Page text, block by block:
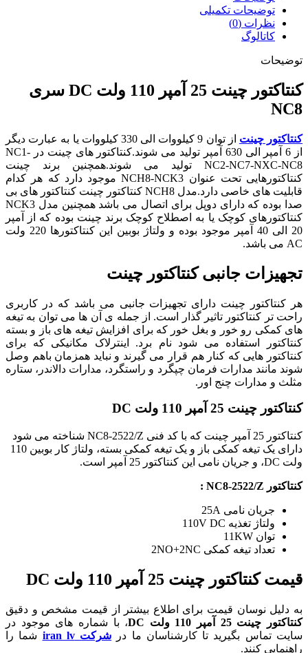
NC8
عدد
توضیحات تکمیلی
نظرات (0)
کاتالوگ
توضیحات
کنتاکتور چینت 25 آمپر 110 ولت DC سری
NC8
کنتاکتور چینت
از توان 9 کیلووات الی 330 کیلووات یا به عبارت دیگر
از 6 آمپر الی 630 آمپر تولید می شوند.کنتاکتور های چینت در NC1-
NC2-NC7-NXC-NC8 تولید می شوند.همچنین برند چینت
کنتاکتورهایی تحت عنوان NCH8-NCK3
موجود دارد که هر کدام
قابلیت های خاصی دارد.
مدل NCH8 کنتاکتور چینت کنتاکتور های بی
صدا بوده که دارای دوپل برای اتصال می باشد همچنین مدل NCK3
کنتاکتورهای کوچک یا به اصطلاح کوچک برند چینت بوده که از آمپر
20 الی 40 آمپر موجود بوده و ولتاژ بوبین این کنتاکتورها 220 ولت
AC می باشد.
تجهیزات جانبی کنتاکتور چینت
هر کنتاکتور چینت دارای تجهیزات جانبی می باشد که در کاربری
راحت تر کنتاکتور تاثیر گذار است. از جمله ی آن ها می توان به تیغه
های کمکی رو خور و بغل خور که برای افزایش تیغه های باز و بسته
کنتاکتور استفاده می شود نام برد. اینترلاک مکانیکی که برای
کنتاکتور هایی که کنار هم قرار می گیرند و نباید همزمان باهم وصل
شوند مانند مدارات فرمان چپگرد و راستگرد، مدارات دالاندر، ستاره
مثلث و مدارات چنج اور.
کنتاکتور چینت 25 آمپر 110 ولت DC
کنتاکتور 25 آمپر چینت که با کد فنی NC8-2522/Z شناخته می شود
دارای یک تیغه کمکی باز و یک تیغه کمکی بسته، ولتاژ کار بوبین 110
ولت DC، و جریان نامی این کنتاکتور 25 آمپر است.
کنتاکتور NC8-2522/Z :
جریان نامی 25A
ولتاژ تغذیه 110V DC
توان 11KW
تعداد تیغه کمکی 2NO+2NC
قیمت کنتاکتور چینت 25 آمپر 110 ولت DC
به دلیل نوسان قیمت برای اطلاع بیشتر از قیمت مشخص و دقیق
کنتاکتور چینت 25 آمپر 110 ولت DC
، با شماره های موجود در
سایت تماس بگیرید تا کارشناسان ما در شرکت iran lv
شما را
راهنمایی کنند.